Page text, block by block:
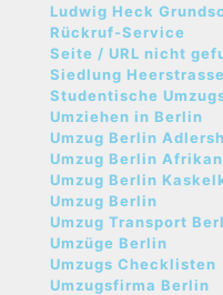
Ludwig Heck
Rückruf-Service
Seite / URL nicht
Siedlung Heerstrasse
Studentische
Umziehen in Berlin
Umzug Berlin
Umzug Berlin
Umzug Berlin
Umzug Berlin
Umzug Transport
Umzüge Berlin
Umzugs Checklisten
Umzugsfirma Berlin